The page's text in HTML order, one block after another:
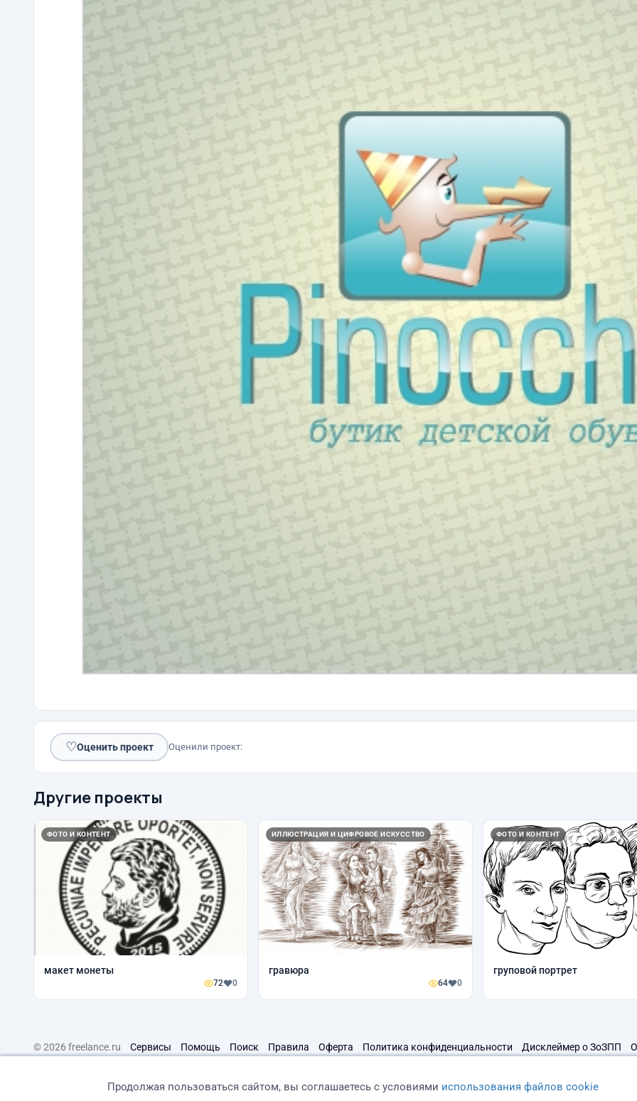
♡Оценить проект Оценили проект:
Другие проекты
ФОТО И КОНТЕНТ
макет монеты
72 0
ИЛЛЮСТРАЦИЯ И ЦИФРОВОЕ ИСКУССТВО
гравюра
64 0
ФОТО И КОНТЕНТ
груповой портрет
© 2026 freelance.ru Сервисы Помощь Поиск Правила Оферта Политика конфиденциальности Дисклеймер о ЗоЗПП
Продолжая пользоваться сайтом, вы соглашаетесь с условиями использования файлов cookie